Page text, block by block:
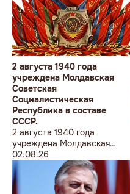
2 августа 1940 года
учреждена Молдавская
Советская
Социалистическая
Республика в составе
СССР.
2 августа 1940 года
учреждена Молдавская
Советская
Социалистическая
Республика в составе
СССР.
02.08.26